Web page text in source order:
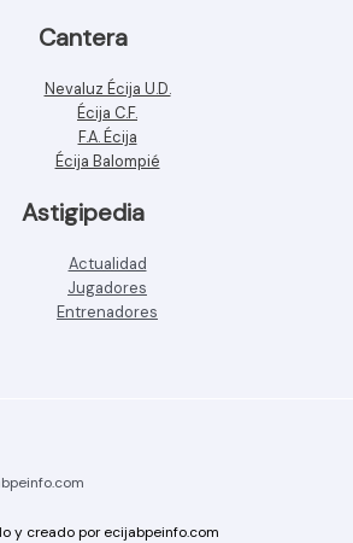
Cantera
Nevaluz Écija U.D.
Écija C.F.
F.A. Écija
Écija Balompié
Astigipedia
Actualidad
Jugadores
Entrenadores
y creado por ecijabpeinfo.com